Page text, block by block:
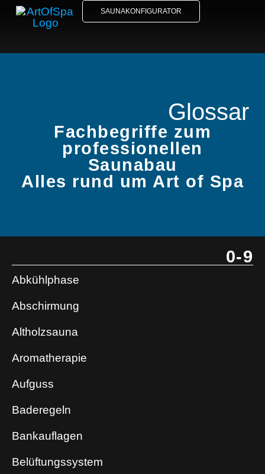
SAUNAKONFIGURATOR
Glossar
Fachbegriffe zum
professionellen
Saunabau
Alles rund um Art of Spa
0-9
Abkühlphase
Abschirmung
Altholzsauna
Aromatherapie
Aufguss
Baderegeln
Bankauflagen
Belüftungssystem